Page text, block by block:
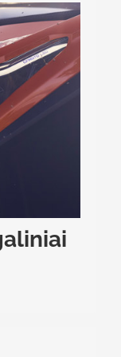
tiek naktį.
aplinkos
eigos žibintai
matyti jus.